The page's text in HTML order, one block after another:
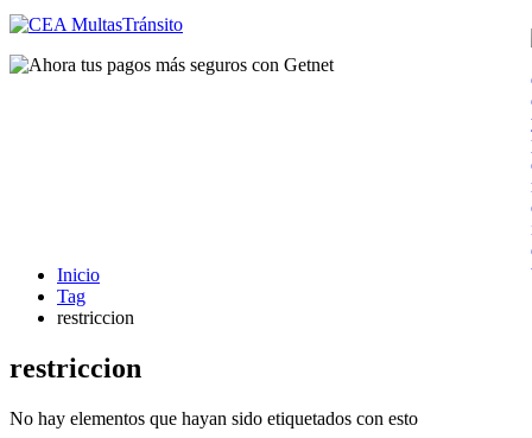
Inicio
Tag
restriccion
restriccion
No hay elementos que hayan sido etiquetados con esto